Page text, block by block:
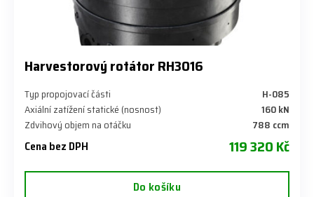
Harvestorový rotátor RH3016
Typ propojovací části
H-085
Axiální zatížení statické (nosnost)
160 kN
Zdvihový objem na otáčku
788 ccm
Cena bez DPH 119 320 Kč
Do košíku